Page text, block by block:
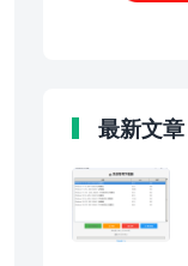
最新文章